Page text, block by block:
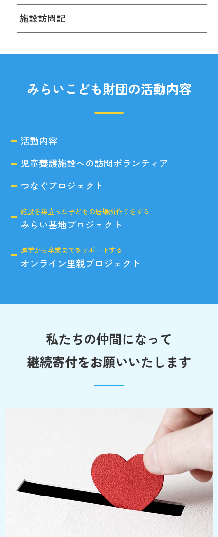
施設訪問記
みらいこども財団の活動内容
活動内容
児童養護施設への訪問ボランティア
つなぐプロジェクト
施設を巣立った子どもの居場所作りをする
みらい基地プロジェクト
進学から卒業までをサポートする
オンライン里親プロジェクト
私たちの仲間になって
継続寄付をお願いいたします